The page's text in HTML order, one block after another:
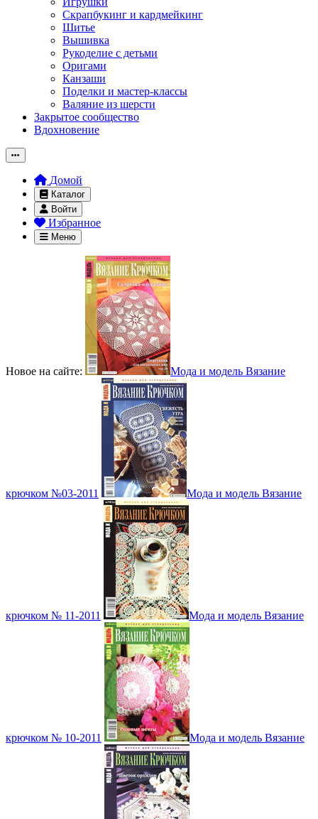
Скрапбукинг и кардмейкинг
Шитье
Вышивка
Рукоделие с детьми
Оригами
Канзаши
Поделки и мастер-классы
Валяние из шерсти
Закрытое сообщество
Вдохновение
Домой
Каталог
Войти
Избранное
Меню
Новое на сайте: Мода и модель Вязание
крючком №03-2011 Мода и модель Вязание
крючком № 11-2011 Мода и модель Вязание
крючком № 10-2011 Мода и модель Вязание